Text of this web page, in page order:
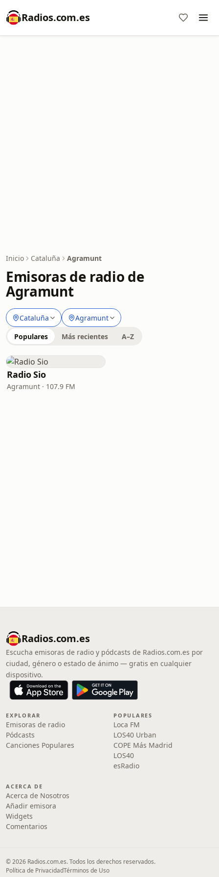
Radios.com.es
Inicio Cataluña Agramunt
Emisoras de radio de
Agramunt
Cataluña Agramunt
Populares Más recientes A–Z
Radio Sio
Agramunt · 107.9 FM
Radios.com.es
Escucha emisoras de radio y pódcasts de Radios.com.es por
ciudad, género o estado de ánimo — gratis en cualquier
dispositivo.
EXPLORAR
Emisoras de radio
Pódcasts
Canciones Populares
POPULARES
Loca FM
LOS40 Urban
COPE Más Madrid
LOS40
esRadio
ACERCA DE
Acerca de Nosotros
Añadir emisora
Widgets
Comentarios
© 2026 Radios.com.es. Todos los derechos reservados.
Política de PrivacidadTérminos de Uso